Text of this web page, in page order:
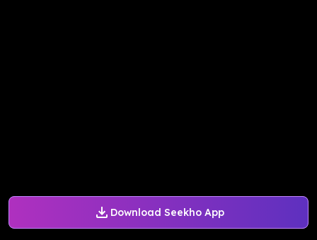
Download Seekho App